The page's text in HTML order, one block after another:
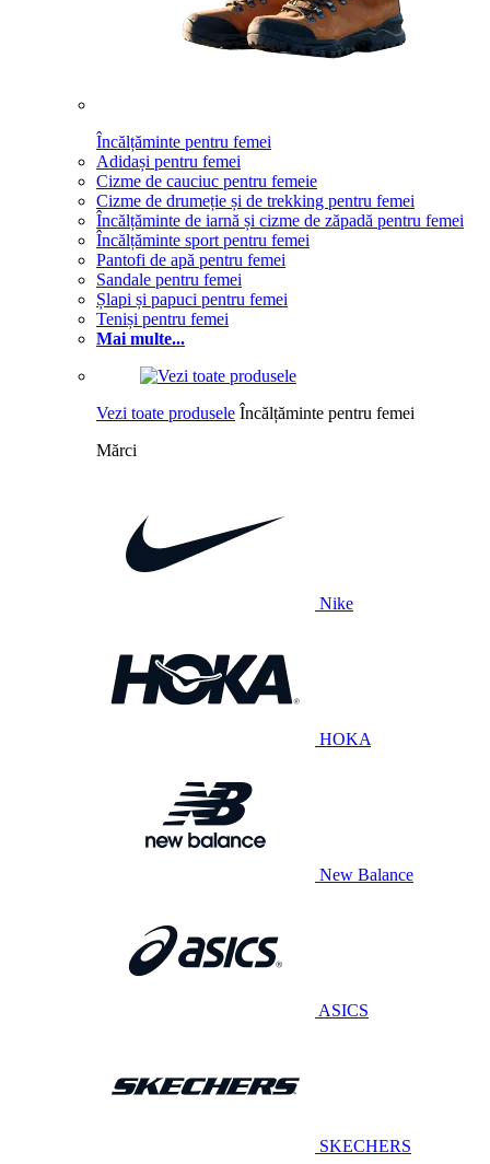
Încălțăminte pentru femei
Adidași pentru femei
Cizme de cauciuc pentru femeie
Cizme de drumeție și de trekking pentru femei
Încălțăminte de iarnă și cizme de zăpadă pentru femei
Încălțăminte sport pentru femei
Pantofi de apă pentru femei
Sandale pentru femei
Șlapi și papuci pentru femei
Teniși pentru femei
Mai multe...
Vezi toate produsele Încălțăminte pentru femei
Mărci
Nike
HOKA
New Balance
ASICS
SKECHERS